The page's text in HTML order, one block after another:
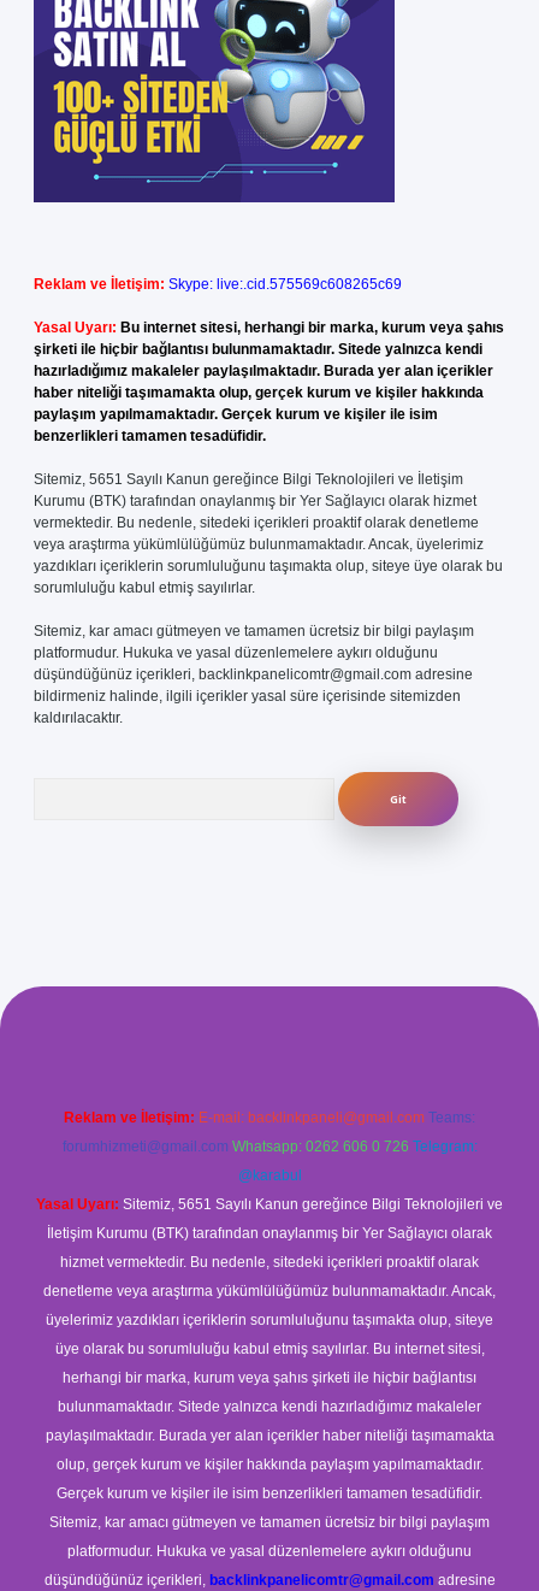
Reklam ve İletişim: Skype: live:.cid.575569c608265c69
Yasal Uyarı: Bu internet sitesi, herhangi bir marka, kurum veya şahıs
şirketi ile hiçbir bağlantısı bulunmamaktadır. Sitede yalnızca kendi
hazırladığımız makaleler paylaşılmaktadır. Burada yer alan içerikler
haber niteliği taşımamakta olup, gerçek kurum ve kişiler hakkında
paylaşım yapılmamaktadır. Gerçek kurum ve kişiler ile isim
benzerlikleri tamamen tesadüfidir.
Sitemiz, 5651 Sayılı Kanun gereğince Bilgi Teknolojileri ve İletişim
Kurumu (BTK) tarafından onaylanmış bir Yer Sağlayıcı olarak hizmet
vermektedir. Bu nedenle, sitedeki içerikleri proaktif olarak denetleme
veya araştırma yükümlülüğümüz bulunmamaktadır. Ancak, üyelerimiz
yazdıkları içeriklerin sorumluluğunu taşımakta olup, siteye üye olarak bu
sorumluluğu kabul etmiş sayılırlar.
Sitemiz, kar amacı gütmeyen ve tamamen ücretsiz bir bilgi paylaşım
platformudur. Hukuka ve yasal düzenlemelere aykırı olduğunu
düşündüğünüz içerikleri, backlinkpanelicomtr@gmail.com adresine
bildirmeniz halinde, ilgili içerikler yasal süre içerisinde sitemizden
kaldırılacaktır.
Reklam ve İletişim: E-mail: backlinkpaneli@gmail.com Teams:
forumhizmeti@gmail.com Whatsapp: 0262 606 0 726 Telegram:
@karabul
Yasal Uyarı: Sitemiz, 5651 Sayılı Kanun gereğince Bilgi Teknolojileri ve
İletişim Kurumu (BTK) tarafından onaylanmış bir Yer Sağlayıcı olarak
hizmet vermektedir. Bu nedenle, sitedeki içerikleri proaktif olarak
denetleme veya araştırma yükümlülüğümüz bulunmamaktadır. Ancak,
üyelerimiz yazdıkları içeriklerin sorumluluğunu taşımakta olup, siteye
üye olarak bu sorumluluğu kabul etmiş sayılırlar. Bu internet sitesi,
herhangi bir marka, kurum veya şahıs şirketi ile hiçbir bağlantısı
bulunmamaktadır. Sitede yalnızca kendi hazırladığımız makaleler
paylaşılmaktadır. Burada yer alan içerikler haber niteliği taşımamakta
olup, gerçek kurum ve kişiler hakkında paylaşım yapılmamaktadır.
Gerçek kurum ve kişiler ile isim benzerlikleri tamamen tesadüfidir.
Sitemiz, kar amacı gütmeyen ve tamamen ücretsiz bir bilgi paylaşım
platformudur. Hukuka ve yasal düzenlemelere aykırı olduğunu
düşündüğünüz içerikleri, backlinkpanelicomtr@gmail.com adresine